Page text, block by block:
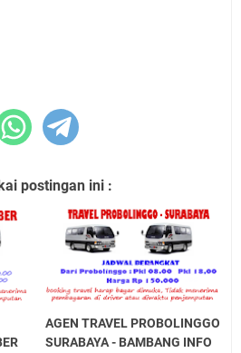
postingan ini :
AGEN TRAVEL PROBOLINGGO
SURABAYA - BAMBANG INFO